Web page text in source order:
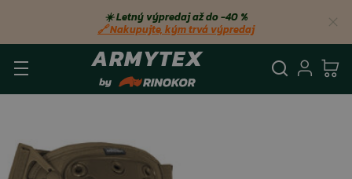
☀️ Letný výpredaj až do −40 %
🔗 Nakupujte, kým trvá výpredaj